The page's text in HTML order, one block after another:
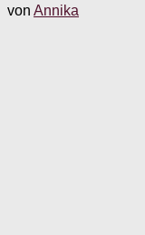
von Annika